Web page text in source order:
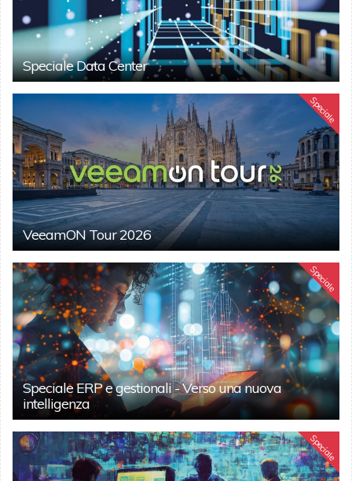
Speciale Data Center
Speciale
VeeamON Tour 2026
Speciale
Speciale ERP e gestionali - Verso una nuova
intelligenza
Speciale